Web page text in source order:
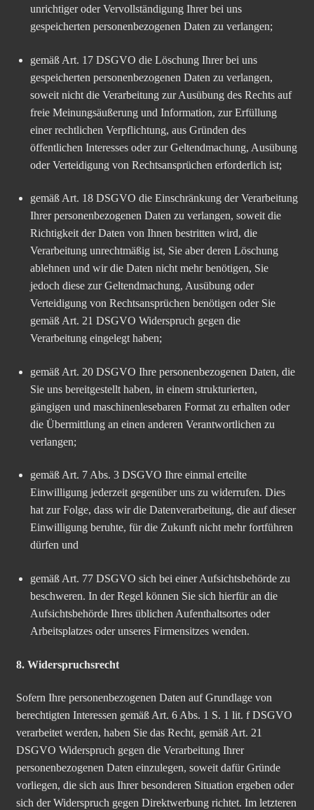
unrichtiger oder Vervollständigung Ihrer bei uns
gespeicherten personenbezogenen Daten zu verlangen;
gemäß Art. 17 DSGVO die Löschung Ihrer bei uns
gespeicherten personenbezogenen Daten zu verlangen,
soweit nicht die Verarbeitung zur Ausübung des Rechts auf
freie Meinungsäußerung und Information, zur Erfüllung
einer rechtlichen Verpflichtung, aus Gründen des
öffentlichen Interesses oder zur Geltendmachung, Ausübung
oder Verteidigung von Rechtsansprüchen erforderlich ist;
gemäß Art. 18 DSGVO die Einschränkung der Verarbeitung
Ihrer personenbezogenen Daten zu verlangen, soweit die
Richtigkeit der Daten von Ihnen bestritten wird, die
Verarbeitung unrechtmäßig ist, Sie aber deren Löschung
ablehnen und wir die Daten nicht mehr benötigen, Sie
jedoch diese zur Geltendmachung, Ausübung oder
Verteidigung von Rechtsansprüchen benötigen oder Sie
gemäß Art. 21 DSGVO Widerspruch gegen die
Verarbeitung eingelegt haben;
gemäß Art. 20 DSGVO Ihre personenbezogenen Daten, die
Sie uns bereitgestellt haben, in einem strukturierten,
gängigen und maschinenlesebaren Format zu erhalten oder
die Übermittlung an einen anderen Verantwortlichen zu
verlangen;
gemäß Art. 7 Abs. 3 DSGVO Ihre einmal erteilte
Einwilligung jederzeit gegenüber uns zu widerrufen. Dies
hat zur Folge, dass wir die Datenverarbeitung, die auf dieser
Einwilligung beruhte, für die Zukunft nicht mehr fortführen
dürfen und
gemäß Art. 77 DSGVO sich bei einer Aufsichtsbehörde zu
beschweren. In der Regel können Sie sich hierfür an die
Aufsichtsbehörde Ihres üblichen Aufenthaltsortes oder
Arbeitsplatzes oder unseres Firmensitzes wenden.
8. Widerspruchsrecht
Sofern Ihre personenbezogenen Daten auf Grundlage von
berechtigten Interessen gemäß Art. 6 Abs. 1 S. 1 lit. f DSGVO
verarbeitet werden, haben Sie das Recht, gemäß Art. 21
DSGVO Widerspruch gegen die Verarbeitung Ihrer
personenbezogenen Daten einzulegen, soweit dafür Gründe
vorliegen, die sich aus Ihrer besonderen Situation ergeben oder
sich der Widerspruch gegen Direktwerbung richtet. Im letzteren